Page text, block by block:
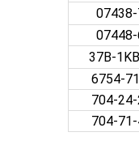
37B-
6754-
704-
704-